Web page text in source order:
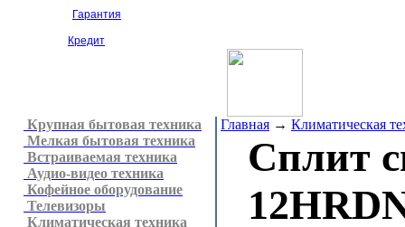
Гарантия
Кредит
Крупная бытовая техника
Мелкая бытовая техника
Встраиваемая техника
Аудио-видео техника
Кофейное оборудование
Телевизоры
Климатическая техника
Главная → Климатическая
Сплит